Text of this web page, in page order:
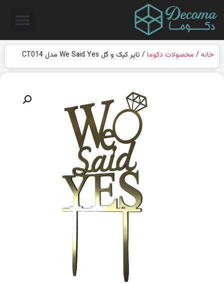
خانه / محصولات دکوما/ تاپر کیک و گل We Said Yes مدل CT014